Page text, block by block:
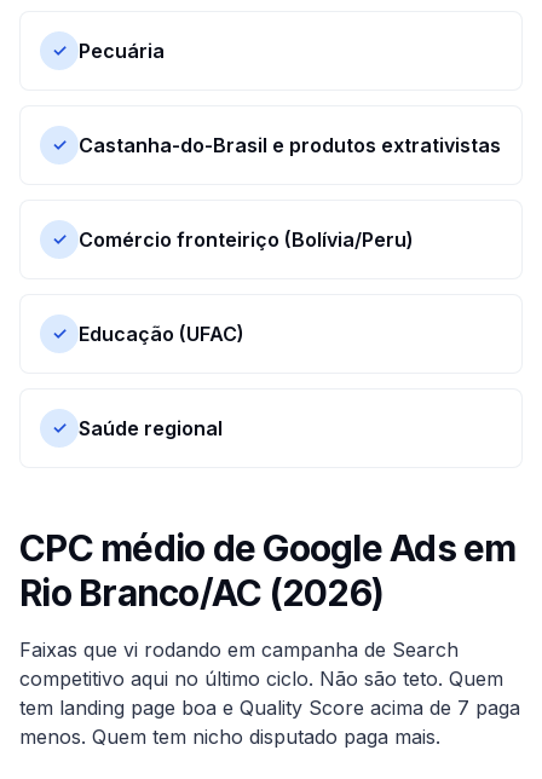
✓ Pecuária
✓ Castanha-do-Brasil e produtos extrativistas
✓ Comércio fronteiriço (Bolívia/Peru)
✓ Educação (UFAC)
✓ Saúde regional
CPC médio de Google Ads em
Rio Branco/AC (2026)
Faixas que vi rodando em campanha de Search
competitivo aqui no último ciclo. Não são teto. Quem
tem landing page boa e Quality Score acima de 7 paga
menos. Quem tem nicho disputado paga mais.